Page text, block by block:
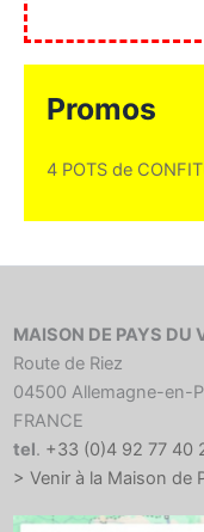
Promos
4 POTS de
MAISON DE PAYS DU
Route de Riez
04500 Allemagne-en-
FRANCE
tel. +33 (0)4 92 77 40
> Venir à la Maison de